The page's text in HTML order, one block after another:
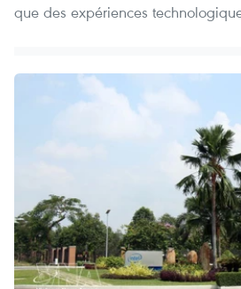
que des expériences